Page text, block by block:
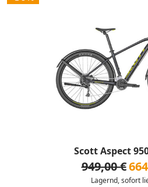
Scott Aspect
949,00 €
Lagernd, sofort